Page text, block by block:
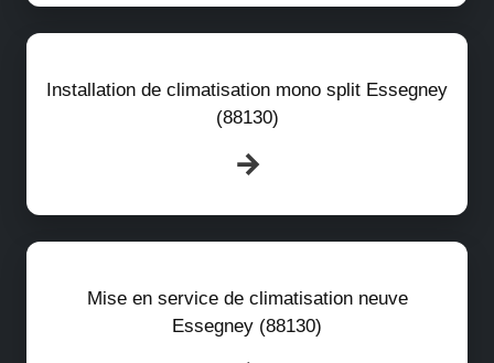
Installation de climatisation mono split Essegney
(88130)
Mise en service de climatisation neuve
Essegney (88130)